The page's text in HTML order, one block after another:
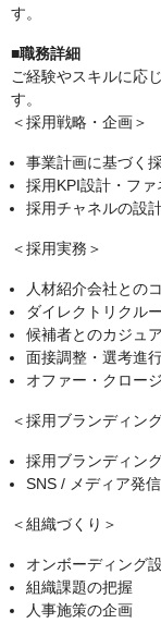
す。
■職務詳細
ご経験やスキルに応
す。
＜採用戦略・企画＞
事業計画に基づく
採用KPI設計・ファ
採用チャネルの設
＜採用実務＞
人材紹介会社との
ダイレクトリクル
候補者とのカジュ
面接調整・選考進
オファー・クロー
＜採用ブランディン
採用ブランディン
SNS / メディア発信
＜組織づくり＞
オンボーディング
組織課題の把握
人事施策の企画